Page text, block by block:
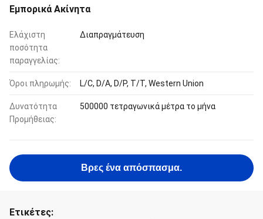
Εμπορικά Ακίνητα
Ελάχιστη
ποσότητα
παραγγελίας:
Διαπραγμάτευση
Όροι πληρωμής: L/C, D/A, D/P, T/T, Western Union
Δυνατότητα
Προμήθειας:
500000 τετραγωνικά μέτρα το μήνα
Βρες ένα απόσπασμα.
Ετικέτες: